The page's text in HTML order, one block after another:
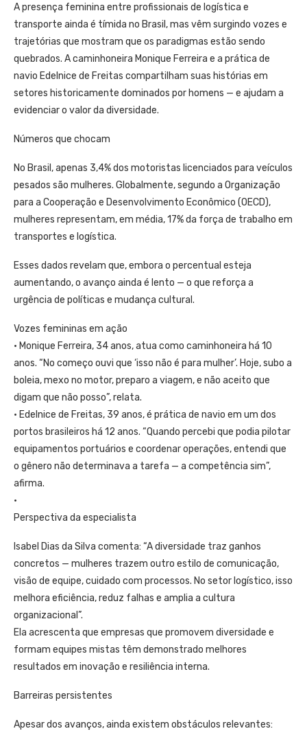
A presença feminina entre profissionais de logística e
transporte ainda é tímida no Brasil, mas vêm surgindo vozes e
trajetórias que mostram que os paradigmas estão sendo
quebrados. A caminhoneira Monique Ferreira e a prática de
navio Edelnice de Freitas compartilham suas histórias em
setores historicamente dominados por homens — e ajudam a
evidenciar o valor da diversidade.
Números que chocam
No Brasil, apenas 3,4% dos motoristas licenciados para veículos
pesados são mulheres. Globalmente, segundo a Organização
para a Cooperação e Desenvolvimento Econômico (OECD),
mulheres representam, em média, 17% da força de trabalho em
transportes e logística.
Esses dados revelam que, embora o percentual esteja
aumentando, o avanço ainda é lento — o que reforça a
urgência de políticas e mudança cultural.
Vozes femininas em ação
• Monique Ferreira, 34 anos, atua como caminhoneira há 10
anos. “No começo ouvi que ‘isso não é para mulher’. Hoje, subo a
boleia, mexo no motor, preparo a viagem, e não aceito que
digam que não posso”, relata.
• Edelnice de Freitas, 39 anos, é prática de navio em um dos
portos brasileiros há 12 anos. “Quando percebi que podia pilotar
equipamentos portuários e coordenar operações, entendi que
o gênero não determinava a tarefa — a competência sim”,
afirma.
•
Perspectiva da especialista
Isabel Dias da Silva comenta: “A diversidade traz ganhos
concretos — mulheres trazem outro estilo de comunicação,
visão de equipe, cuidado com processos. No setor logístico, isso
melhora eficiência, reduz falhas e amplia a cultura
organizacional”.
Ela acrescenta que empresas que promovem diversidade e
formam equipes mistas têm demonstrado melhores
resultados em inovação e resiliência interna.
Barreiras persistentes
Apesar dos avanços, ainda existem obstáculos relevantes: